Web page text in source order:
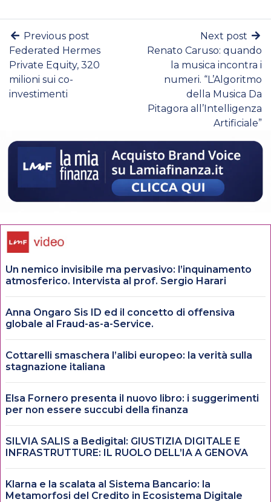
Previous post
Federated Hermes
Private Equity, 320
milioni sui co-
investimenti
Next post
Renato Caruso: quando
la musica incontra i
numeri. “L’Algoritmo
della Musica Da
Pitagora all’Intelligenza
Artificiale”
Un nemico invisibile ma pervasivo: l’inquinamento
atmosferico. Intervista al prof. Sergio Harari
Anna Ongaro Sis ID ed il concetto di offensiva
globale al Fraud-as-a-Service.
Cottarelli smaschera l’alibi europeo: la verità sulla
stagnazione italiana
Elsa Fornero presenta il nuovo libro: i suggerimenti
per non essere succubi della finanza
SILVIA SALIS a Bedigital: GIUSTIZIA DIGITALE E
INFRASTRUTTURE: IL RUOLO DELL’IA A GENOVA
Klarna e la scalata al Sistema Bancario: la
Metamorfosi del Credito in Ecosistema Digitale